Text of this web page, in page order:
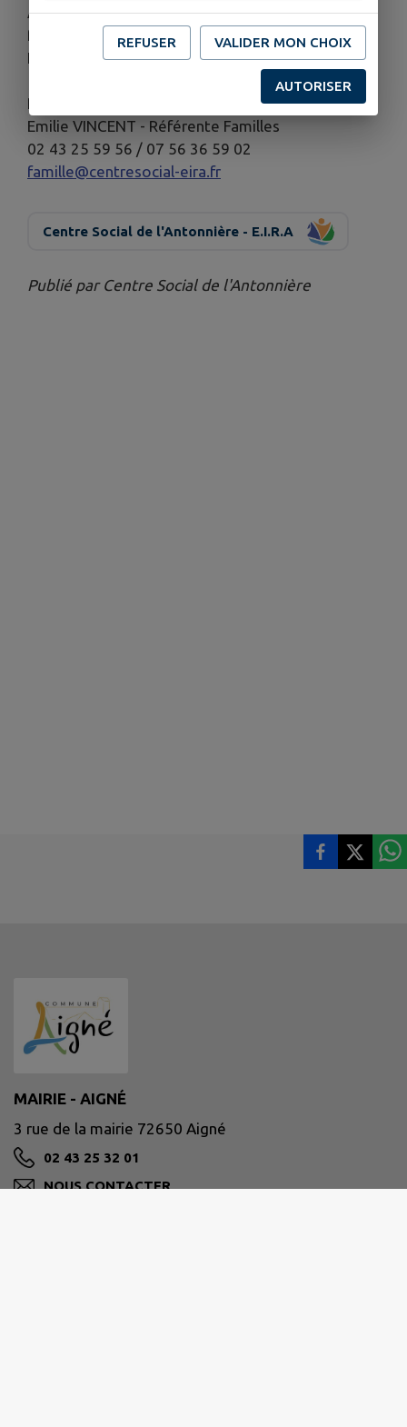
Adhésion au centre social : 6€ individuelle / 15€
familiale
Inscription obligatoire – places limitées
Renseignements & inscriptions :
Emilie VINCENT - Référente Familles
02 43 25 59 56 / 07 56 36 59 02
famille@centresocial-eira.fr
Centre Social de l'Antonnière - E.I.R.A
Publié par Centre Social de l'Antonnière
MAIRIE - AIGNÉ
3 rue de la mairie 72650 Aigné
02 43 25 32 01
NOUS CONTACTER
REFUSER VALIDER MON CHOIX
AUTORISER